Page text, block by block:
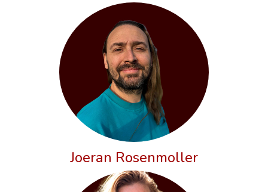
Joeran Rosenmoller